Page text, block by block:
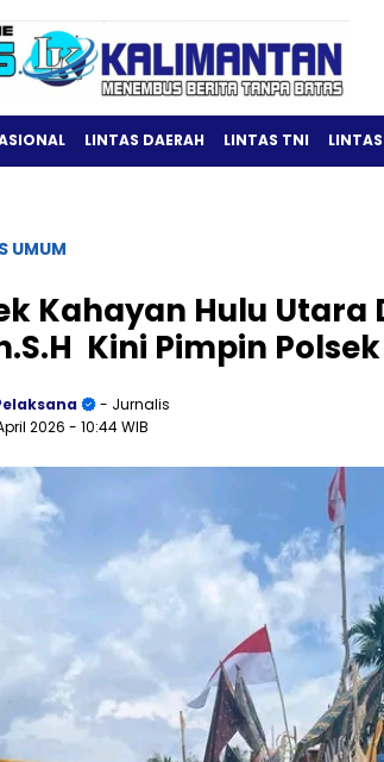
LINTAS DAERAH LINTAS TNI
UMUM
Kahayan Hulu Utara
Kini Pimpin
- Jurnalis
2026 - 10:44 WIB